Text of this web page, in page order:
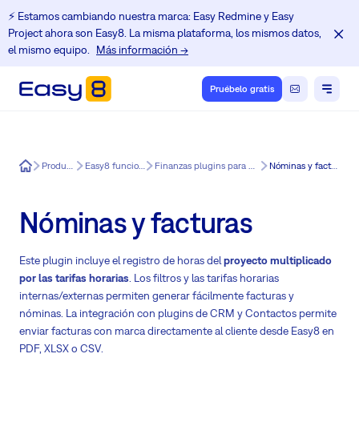
⚡️ Estamos cambiando nuestra marca: Easy Redmine y Easy
Project ahora son Easy8. La misma plataforma, los mismos datos,
el mismo equipo.
Más información →
Pruébelo gratis
Easy8 Producto Easy8 funciones Finanzas plugins para Easy8 Nóminas y facturas
Nóminas y facturas
Este plugin incluye el registro de horas delproyecto multiplicado
por las tarifas horarias . Los filtros y las tarifas horarias
internas/externas permiten generar fácilmente facturas y
nóminas. La integración con plugins de CRM y Contactos permite
enviar facturas con marca directamente al cliente desde Easy8 en
PDF, XLSX o CSV.